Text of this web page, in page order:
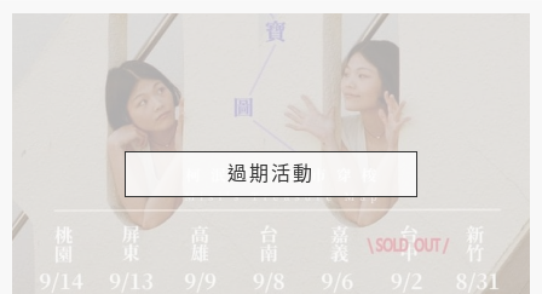
過期活動